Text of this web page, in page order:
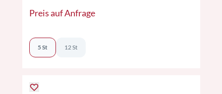
Preis auf Anfrage
5 St 12 St